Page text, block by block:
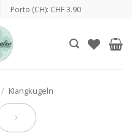
Porto (CH): CHF 3.90
/ Klangkugeln